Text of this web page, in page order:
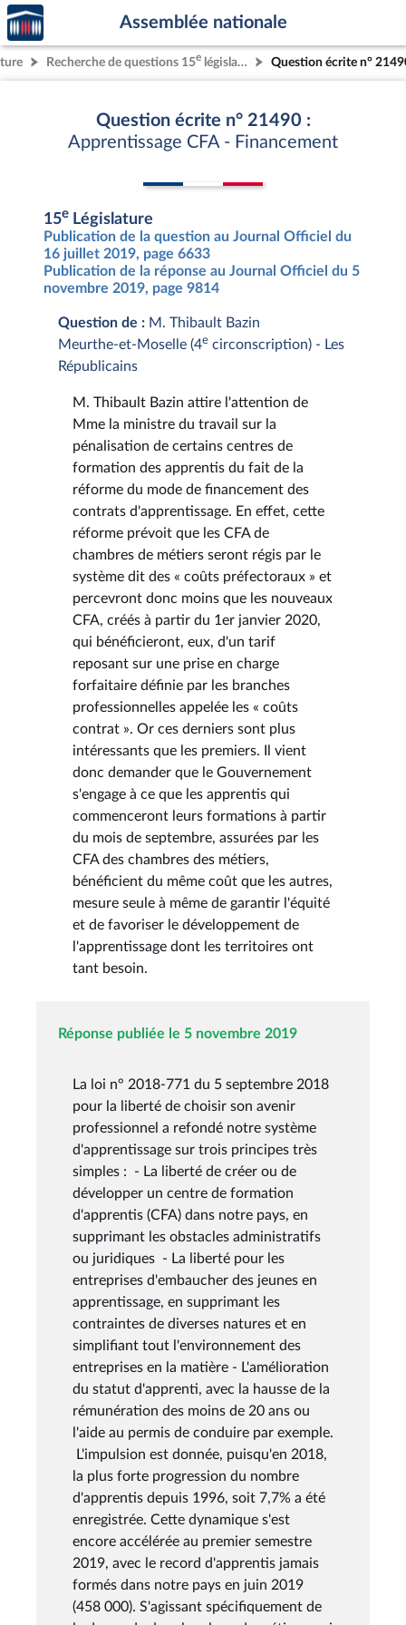
Aller au contenu
Aller en bas de la page
Accèder
à la
page
d'accueil
Assemblée nationale
Recherche de questions 15e législature Question écrite n°
Question écrite n° 21490 :
Apprentissage CFA - Financement
15e Législature
Publication de la question au Journal Officiel du
16 juillet 2019, page 6633
Publication de la réponse au Journal Officiel du 5
novembre 2019, page 9814
Question de : M. Thibault Bazin
Meurthe-et-Moselle (4e circonscription) - Les
Républicains
M. Thibault Bazin attire l'attention de
Mme la ministre du travail sur la
pénalisation de certains centres de
formation des apprentis du fait de la
réforme du mode de financement des
contrats d'apprentissage. En effet, cette
réforme prévoit que les CFA de
chambres de métiers seront régis par le
système dit des « coûts préfectoraux » et
percevront donc moins que les nouveaux
CFA, créés à partir du 1er janvier 2020,
qui bénéficieront, eux, d'un tarif
reposant sur une prise en charge
forfaitaire définie par les branches
professionnelles appelée les « coûts
contrat ». Or ces derniers sont plus
intéressants que les premiers. Il vient
donc demander que le Gouvernement
s'engage à ce que les apprentis qui
commenceront leurs formations à partir
du mois de septembre, assurées par les
CFA des chambres des métiers,
bénéficient du même coût que les autres,
mesure seule à même de garantir l'équité
et de favoriser le développement de
l'apprentissage dont les territoires ont
tant besoin.
Réponse publiée le 5 novembre 2019
La loi n° 2018-771 du 5 septembre 2018
pour la liberté de choisir son avenir
professionnel a refondé notre système
d'apprentissage sur trois principes très
simples : - La liberté de créer ou de
développer un centre de formation
d'apprentis (CFA) dans notre pays, en
supprimant les obstacles administratifs
ou juridiques - La liberté pour les
entreprises d'embaucher des jeunes en
apprentissage, en supprimant les
contraintes de diverses natures et en
simplifiant tout l'environnement des
entreprises en la matière - L'amélioration
du statut d'apprenti, avec la hausse de la
rémunération des moins de 20 ans ou
l'aide au permis de conduire par exemple.
L'impulsion est donnée, puisqu'en 2018,
la plus forte progression du nombre
d'apprentis depuis 1996, soit 7,7% a été
enregistrée. Cette dynamique s'est
encore accélérée au premier semestre
2019, avec le record d'apprentis jamais
formés dans notre pays en juin 2019
(458 000). S'agissant spécifiquement de